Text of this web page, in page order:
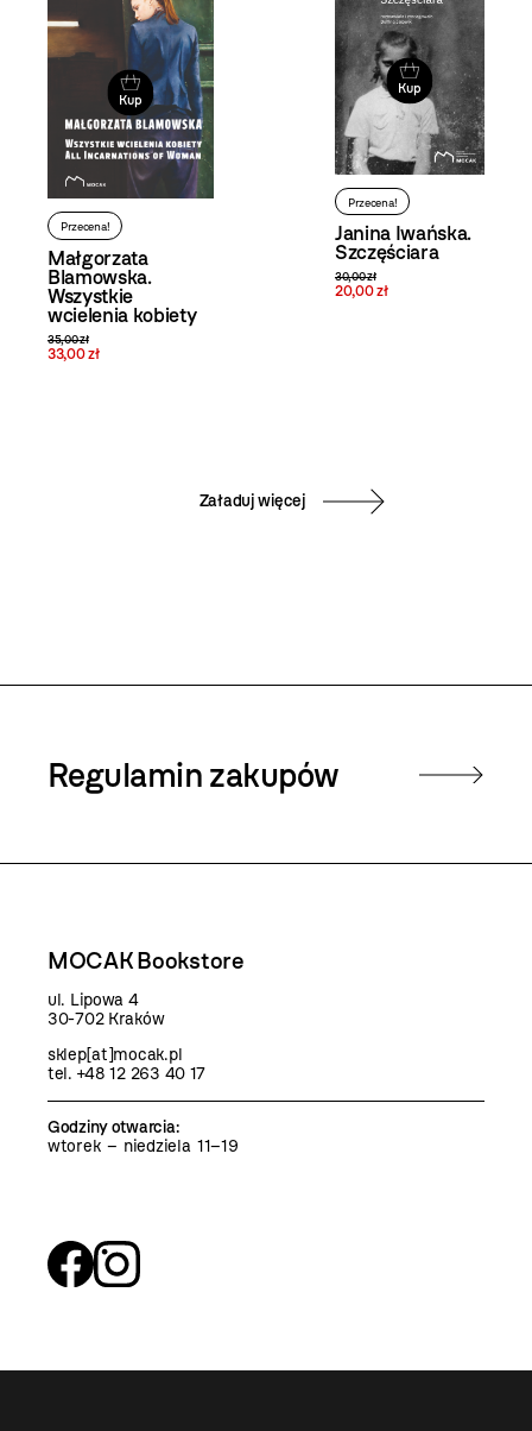
Kup
Przecena!
Małgorzata
Blamowska.
Wszystkie
wcielenia kobiety
35,00 zł
33,00 zł
Kup
Przecena!
Janina Iwańska.
Szczęściara
30,00 zł
20,00 zł
Załaduj więcej
Regulamin zakupów
MOCAK Bookstore
ul. Lipowa 4
30-702 Kraków
sklep[at]mocak.pl
tel. +48 12 263 40 17
Godziny otwarcia:
wtorek – niedziela 11–19